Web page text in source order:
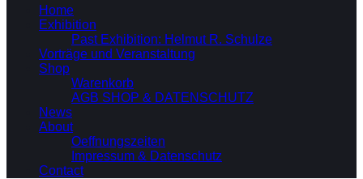
Home
Exhibition
Past Exhibition: Helmut R. Schulze
Vorträge und Veranstaltung
Shop
Warenkorb
AGB SHOP & DATENSCHUTZ
News
About
Oeffnungszeiten
Impressum & Datenschutz
Contact